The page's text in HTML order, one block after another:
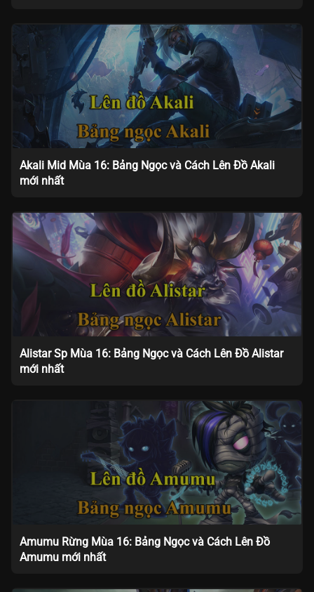
Akali Mid Mùa 16: Bảng Ngọc và Cách Lên Đồ Akali
mới nhất
Alistar Sp Mùa 16: Bảng Ngọc và Cách Lên Đồ Alistar
mới nhất
Amumu Rừng Mùa 16: Bảng Ngọc và Cách Lên Đồ
Amumu mới nhất